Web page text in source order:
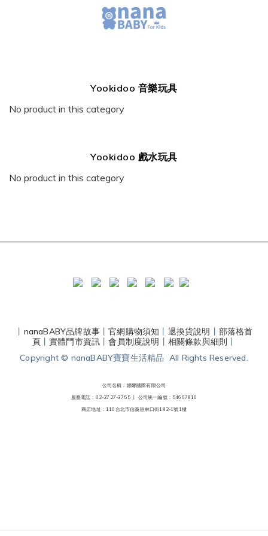
Yookidoo 音樂玩具
No product in this category
Yookidoo 戲水玩具
No product in this category
丨 nanaBABY品牌故事丨官網購物須知 丨 退換貨說明 丨 部落格首
頁丨 實體門市資訊 丨會員制度說明 丨 相關條款與細則 丨
Copyright © nanaBABY寶寶生活精品 All Rights Reserved.
公司名稱：娜娜國際有限公司
服務電話：02-2727-3755 丨 公司統一編號：54667810
商店地址：110台北市信義區林口街182-1號1樓